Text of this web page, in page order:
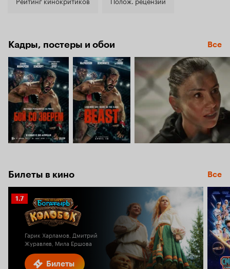
Кадры, постеры и обои Все
Билеты в кино Все
Билеты
Рейтинг
Кинопоиска
1.7
Гарик Харламов, Дмитрий
Журавлев, Мила Ершова